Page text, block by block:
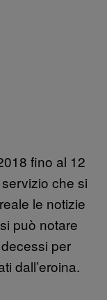
fino al 12
che si
le notizie
può notare
per
dall’eroina.